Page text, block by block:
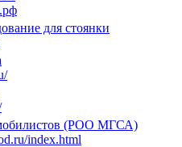
для стоянки
(РОО МГСА)
index.html